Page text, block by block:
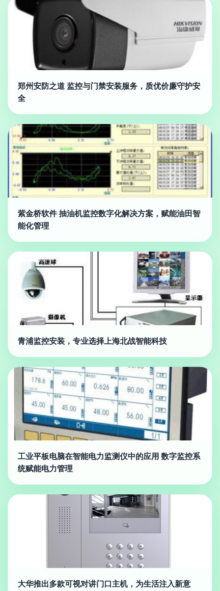
郑州安防之道 监控与门禁安装服务，质优价廉守护安
全
紫金桥软件 抽油机监控数字化解决方案，赋能油田智
能化管理
青浦监控安装，专业选择上海北战智能科技
工业平板电脑在智能电力监测仪中的应用 数字监控系
统赋能电力管理
大华推出多款可视对讲门口主机，为生活注入新意